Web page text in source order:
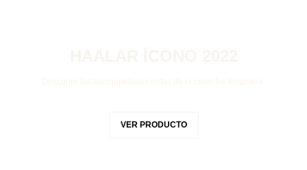
VER PRODUCTO